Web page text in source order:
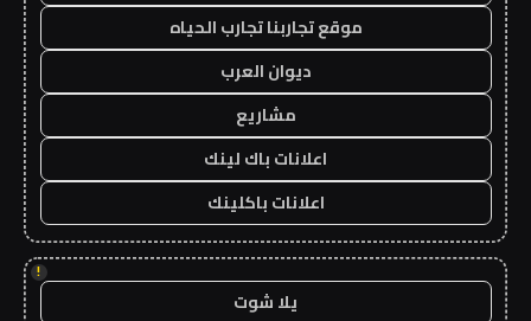
موقع تجاربنا تجارب الحياه
ديوان العرب
مشاريع
اعلانات باك لينك
اعلانات باكلينك
!
يلا شوت